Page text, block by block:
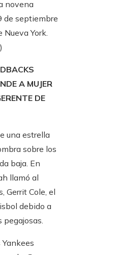
novena
de septiembre
York.
A MUJER
DE
una estrella
sobre los
baja. En
llamó al
Gerrit Cole, el
debido a
pegajosas.